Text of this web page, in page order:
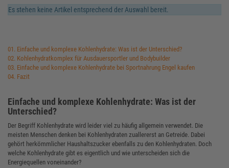
Es stehen keine Artikel entsprechend der Auswahl bereit.
01. Einfache und komplexe Kohlenhydrate: Was ist der Unterschied?
02. Kohlenhydratkomplex für Ausdauersportler und Bodybuilder
03. Einfache und komplexe Kohlenhydrate bei Sportnahrung Engel kaufen
04. Fazit
Einfache und komplexe Kohlenhydrate: Was ist der
Unterschied?
Der Begriff Kohlenhydrate wird leider viel zu häufig allgemein verwendet. Die
meisten Menschen denken bei Kohlenhydraten zuallererst an Getreide. Dabei
gehört herkömmlicher Haushaltszucker ebenfalls zu den Kohlenhydraten. Doch
welche Kohlenhydrate gibt es eigentlich und wie unterscheiden sich die
Energiequellen voneinander?